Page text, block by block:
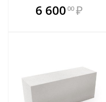
6 600 00 ₽
В комплекте
всегда выгоднее!